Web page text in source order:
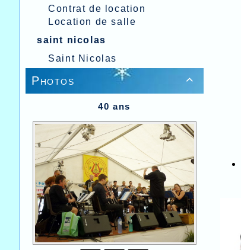
Contrat de location
Location de salle
saint nicolas
Saint Nicolas

Photos
40 ans